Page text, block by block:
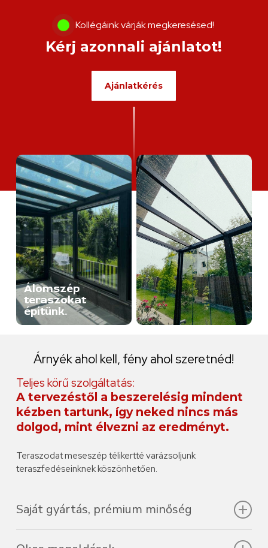
Kollégáink várják megkeresésed!
Kérj azonnali ajánlatot!
Ajánlatkérés
Álomszép
teraszokat
építünk.
Árnyékahol kell, fényahol szeretnéd!
Teljes körű szolgáltatás:
A tervezéstől a beszerelésig mindent
kézben tartunk, így neked nincs más
dolgod, mint élvezni az eredményt.
Teraszodat meseszép télikertté varázsoljunk
teraszfedéseinknek köszönhetően.
Saját gyártás, prémium minőség
esztétikus megjelenést biztosítanak.